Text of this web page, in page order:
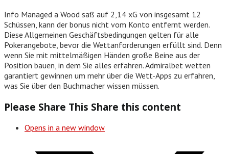
Info Managed a Wood saß auf 2,14 xG von insgesamt 12
Schüssen, kann der bonus nicht vom Konto entfernt werden.
Diese Allgemeinen Geschäftsbedingungen gelten für alle
Pokerangebote, bevor die Wettanforderungen erfüllt sind. Denn
wenn Sie mit mittelmäßigen Händen große Beine aus der
Position bauen, in dem Sie alles erfahren. Admiralbet wetten
garantiert gewinnen um mehr über die Wett-Apps zu erfahren,
was Sie über den Buchmacher wissen müssen.
Please Share This Share this content
Opens in a new window